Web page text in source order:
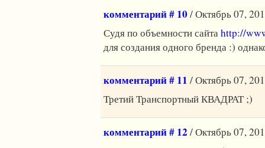
комментарий # 10/ Октябрь 07,
Судя по объемности сайтаhttp://
для создания одного бренда :)
комментарий # 11/ Октябрь 07,
Третий Транспортный КВАДРАТ ;)
комментарий # 12/ Октябрь 07,